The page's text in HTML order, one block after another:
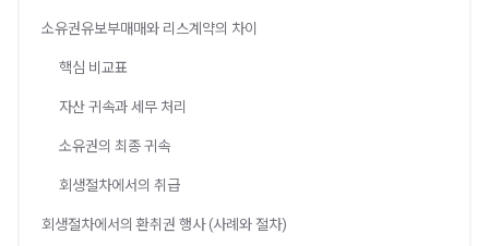
소유권유보부매매와 리스계약의 차이
핵심 비교표
자산 귀속과 세무 처리
소유권의 최종 귀속
회생절차에서의 취급
회생절차에서의 환취권 행사 (사례와 절차)